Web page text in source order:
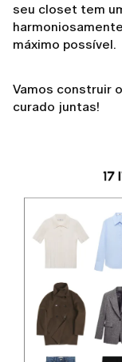
seu closet tem
máximo possível.
Vamos construir
curado juntas!